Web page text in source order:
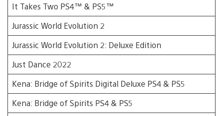
It Takes Two PS4™ & PS5™
Jurassic World Evolution 2
Jurassic World Evolution 2: Deluxe Edition
Just Dance 2022
Kena: Bridge of Spirits Digital Deluxe PS4 & PS5
Kena: Bridge of Spirits PS4 & PS5